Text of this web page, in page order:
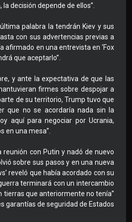
la decisión depende de ellos”.
palabra la tendrán Kiev y sus
con sus advertencias previas a
afirmado en una entrevista en ‘Fox
que aceptarlo”.
y ante la expectativa de que las
firmes sobre despojar a
de su territorio, Trump tuvo que
que no se acordaría nada sin la
aquí para negociar por Ucrania,
en una mesa”.
reunión con Putin y nadó de nuevo
sobre sus pasos y en una nueva
reveló que había acordado con su
terminará con un intercambio
tierras que anteriormente no tenía”
garantías de seguridad de Estados